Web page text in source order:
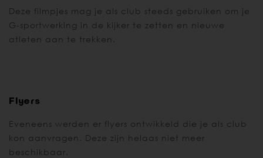
Deze filmpjes mag je als club steeds gebruiken om je
G-sportwerking in de kijker te zetten en nieuwe
atleten aan te trekken.
Flyers
Eveneens werden er flyers ontwikkeld die je als club
kon aanvragen. Deze zijn helaas niet meer
beschikbaar.